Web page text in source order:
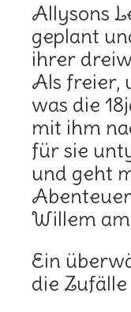
Allysons
geplant
ihrer
Als freier,
was die
mit ihm
für sie
und geht
Willem
Ein
die Zufälle